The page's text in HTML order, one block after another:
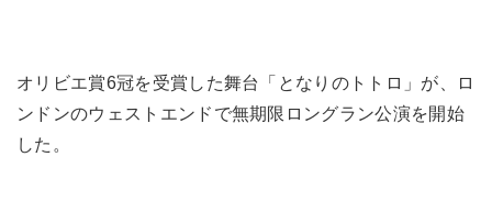
オリビエ賞6冠を受賞した舞台「となりのトトロ」が、ロ
ンドンのウェストエンドで無期限ロングラン公演を開始
した。